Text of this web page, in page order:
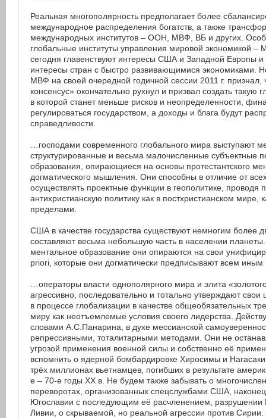
Реальная многополярность предполагает более
международное распределения богатств, а также
международных институтов – ООН, МВФ, ВБ и других.
глобальные институты управления мировой экономикой
сегодня главенствуют интересы США и Западной Европы
интересы стран с быстро развивающимися экономиками.
МВФ на своей очередной годичной сессии 2011 г. признал,
консенсус» окончательно рухнул и призвал создать такую
в которой станет меньше рисков и неопределенности,
регулироваться государством, а доходы и блага будут
справедливости.
…господами современного глобального мира выступают
структурированные и весьма малочисленные субъектные
образования, опирающиеся на основы протестантского
догматического мышления. Они способны в отличие от
осуществлять проектные функции в геополитике, проводя
антихристианскую политику как в постхристианском мире,
пределами.
США в качестве государства существуют немногим более
составляют весьма небольшую часть в населении
ментальное образование они опираются на свои
priori, которые они догматически предписывают всем иным
…операторы власти однополярного мира и элита
агрессивно, последовательно и тотально утверждают свои
в процессе глобализации в качестве общеобязательных
миру как неотъемлемые условия своего лидерства.
словами А.С.Панарина, в духе мессианской
репрессивными, тоталитарными методами. Они не
угрозой применения военной силы и собственно её
вспомнить о ядерной бомбардировке Хиросимы и Нагасаки
трёх миллионах вьетнамцев, погибших в результате
е – 70-е годы ХХ в. Не будем также забывать о
переворотах, организованных спецслужбами США,
Югославии с последующим её расчленением, разрушении
Ливии, о скрываемой, но реальной агрессии против Сирии.